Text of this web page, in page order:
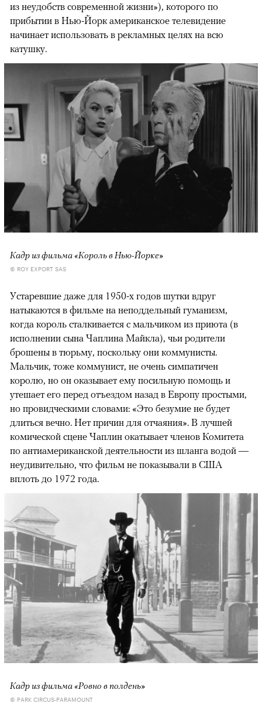
из неудобств современной жизни»), которого по
прибытии в Нью-Йорк американское телевидение
начинает использовать в рекламных целях на всю
катушку.
Кадр из фильма «Король в Нью-Йорке»
© ROY EXPORT SAS
Устаревшие даже для 1950-х годов шутки вдруг
натыкаются в фильме на неподдельный гуманизм,
когда король сталкивается с мальчиком из приюта (в
исполнении сына Чаплина Майкла), чьи родители
брошены в тюрьму, поскольку они коммунисты.
Мальчик, тоже коммунист, не очень симпатичен
королю, но он оказывает ему посильную помощь и
утешает его перед отъездом назад в Европу простыми,
но провидческими словами: «Это безумие не будет
длиться вечно. Нет причин для отчаяния». В лучшей
комической сцене Чаплин окатывает членов Комитета
по антиамериканской деятельности из шланга водой —
неудивительно, что фильм не показывали в США
вплоть до 1972 года.
Кадр из фильма «Ровно в полдень»
© PARK CIRCUS-PARAMOUNT